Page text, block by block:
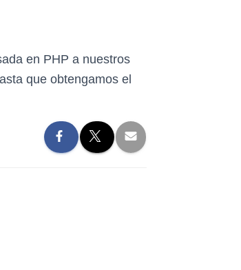
en PHP a nuestros
que obtengamos el